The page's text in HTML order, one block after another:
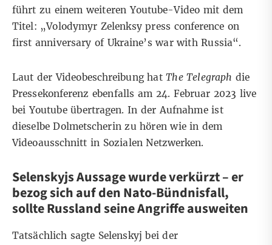
führt zu einem weiterenYoutube-Videomit dem
Titel: „Volodymyr Zelenksy press conference on
first anniversary of Ukraine’s war with Russia“.
Laut der Videobeschreibung hatThe Telegraph die
Pressekonferenz ebenfalls am 24. Februar 2023 live
bei Youtube übertragen. In der Aufnahme ist
dieselbe Dolmetscherin zu hören wie in dem
Videoausschnitt in Sozialen Netzwerken.
Selenskyjs Aussage wurde verkürzt – er
bezog sich auf den Nato-Bündnisfall,
sollte Russland seine Angriffe ausweiten
Tatsächlich sagte Selenskyj bei der